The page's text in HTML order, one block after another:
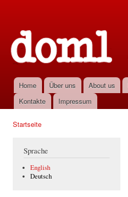
Hauptmenü
Home Über uns About us
Kontakte
Impressum
Startseite
Sprache
English
Deutsch